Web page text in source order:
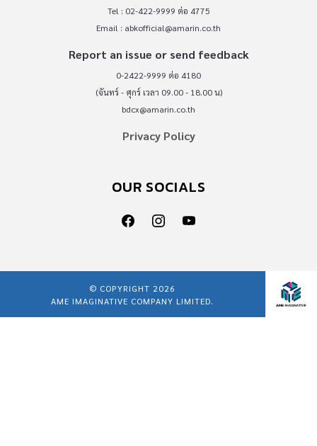
Tel : 02-422-9999 ต่อ 4775
Email : abkofficial@amarin.co.th
Report an issue or send feedback
0-2422-9999 ต่อ 4180
(จันทร์ - ศุกร์ เวลา 09.00 - 18.00 น)
bdcx@amarin.co.th
Privacy Policy
OUR SOCIALS
© COPYRIGHT 2026
AME IMAGINATIVE COMPANY LIMITED.